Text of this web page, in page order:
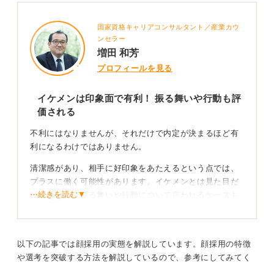
国家資格キャリアコンサルタント／産業カウ
ンセラー
増田 和芳
プロフィールを見る
イケメンは印象面で有利！ 振る舞いや行動も評
価される
不利にはなりませんが、それだけで内定が決まるほど有
利になるわけではありません。
清潔感があり、相手に好印象をあたえるという点では、
プラスに働く可能性があります。イケメンとは見た目だ
けではなく、振る舞いや行動について言われるケースも
取るときには、不快感がなく、きちんと対応できる人な
のだという印象の良さは伝わっていくと思います。
⋯続きを読む▼
以下の記事では顔採用の実態を解説しています。顔採用の特徴
や選考を突破する方法を解説しているので、参考にしてみてく